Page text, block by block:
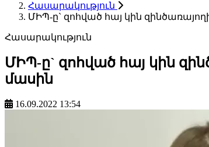
Հասարակություն
ՄԻՊ-ը` զոհված հայ կին
Հասարակություն
ՄԻՊ-ը` զոհված հայ կին
մասին
16.09.2022 13:54